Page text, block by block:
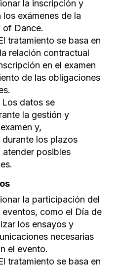
la inscripción y
exámenes de la
of Dance.
tratamiento se basa en
relación contractual
en el examen
de las obligaciones
Los datos se
la gestión y
y,
los plazos
atender posibles
la participación del
eventos, como el Día de
los ensayos y
necesarias
el evento.
tratamiento se basa en